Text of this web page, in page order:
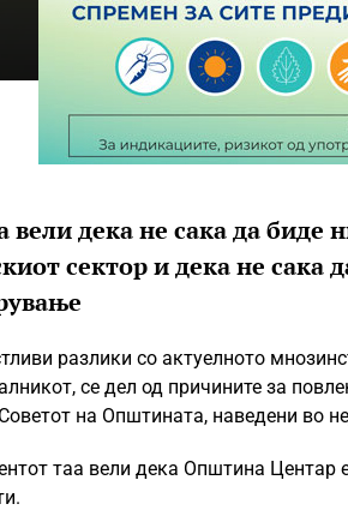
вели дека не сака да биде
сектор и дека не сака
разлики со актуелното
се дел од причините за
на Општината, наведени во
таа вели дека Општина Центар